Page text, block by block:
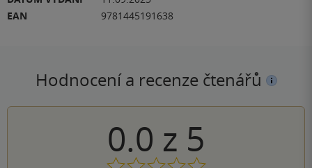
EAN
9781445191638
Hodnocení a recenze čtenářů
0.0 z 5